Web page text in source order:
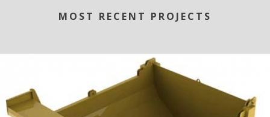
MOST RECENT PROJECTS